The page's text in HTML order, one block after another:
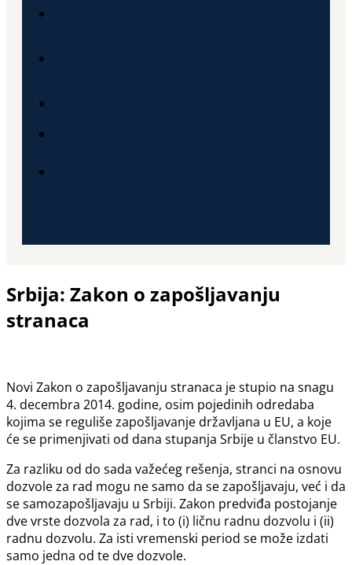
Srbija: Zakon o zapošljavanju
stranaca
Novi Zakon o zapošljavanju stranaca je stupio na snagu
4. decembra 2014. godine, osim pojedinih odredaba
kojima se reguliše zapošljavanje državljana u EU, a koje
će se primenjivati od dana stupanja Srbije u članstvo EU.
Za razliku od do sada važećeg rešenja, stranci na osnovu
dozvole za rad mogu ne samo da se zapošljavaju, već i da
se samozapošljavaju u Srbiji. Zakon predviđa postojanje
dve vrste dozvola za rad, i to (i) ličnu radnu dozvolu i (ii)
radnu dozvolu. Za isti vremenski period se može izdati
samo jedna od te dve dozvole.